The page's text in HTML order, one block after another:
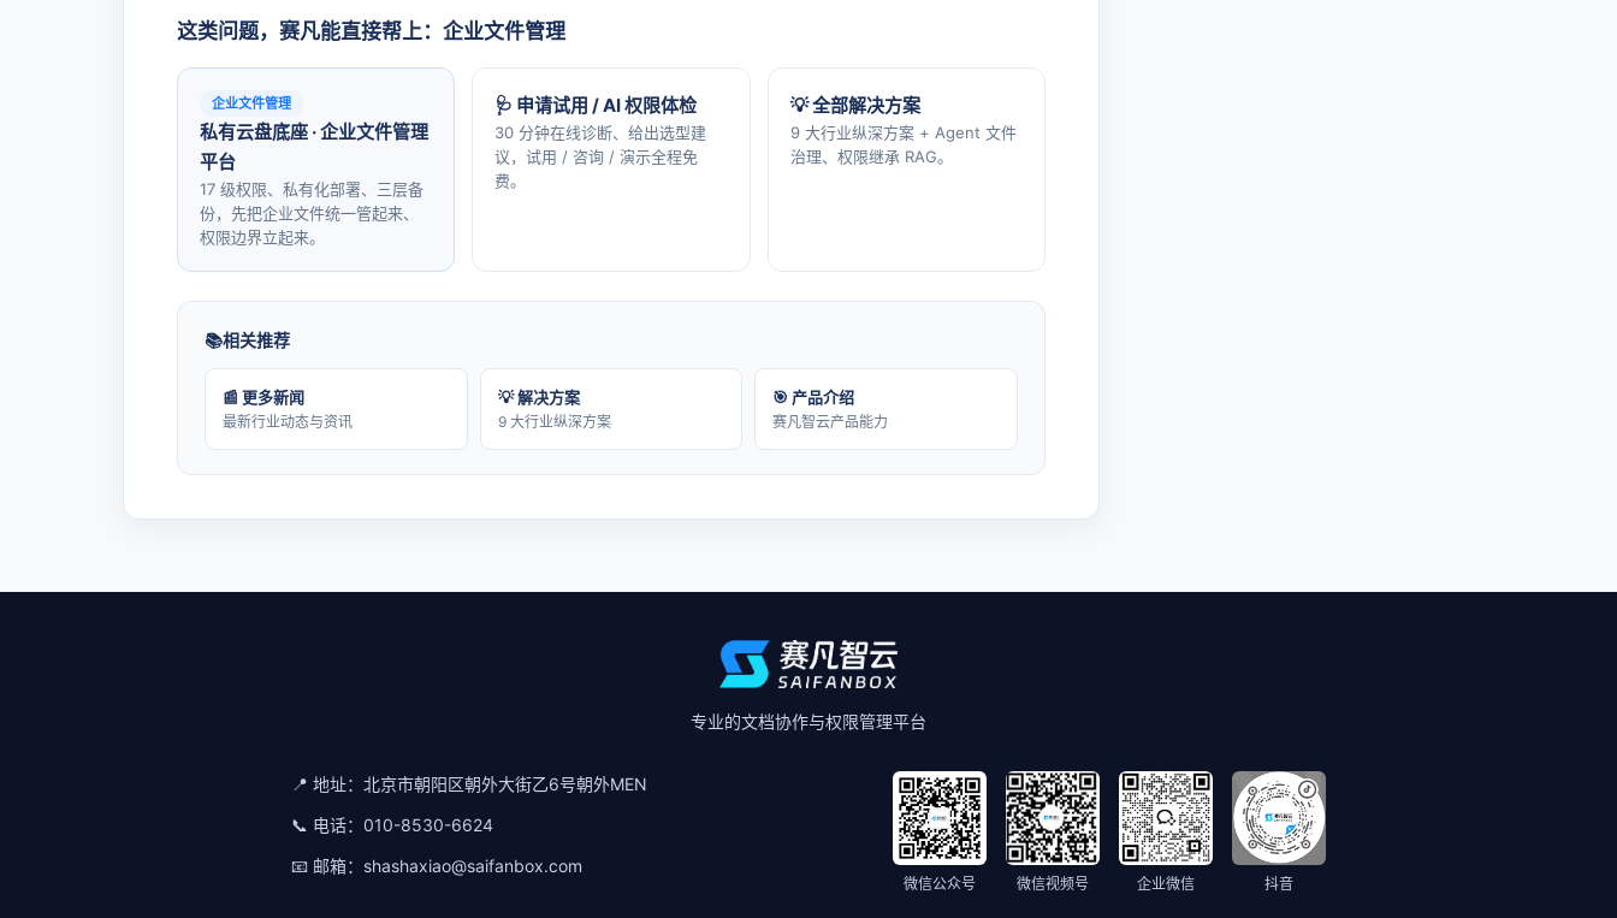
这类问题，赛凡能直接帮上：企业文件管理
企业文件管理
私有云盘底座 · 企业文件管理
平台
17 级权限、私有化部署、三层备
份，先把企业文件统一管起来、
权限边界立起来。
🩺 申请试用 / AI 权限体检
30 分钟在线诊断、给出选型建
议，试用 / 咨询 / 演示全程免
费。
💡 全部解决方案
9 大行业纵深方案 + Agent 文件
治理、权限继承 RAG。
相关推荐
📰 更多新闻
最新行业动态与资讯
💡 解决方案
9 大行业纵深方案
🎯 产品介绍
赛凡智云产品能力
专业的文档协作与权限管理平台
📍 地址： 北京市朝阳区朝外大街乙6号朝外MEN
📞 电话： 010-8530-6624
📧 邮箱： shashaxiao@saifanbox.com
微信公众号 微信视频号 企业微信 抖音